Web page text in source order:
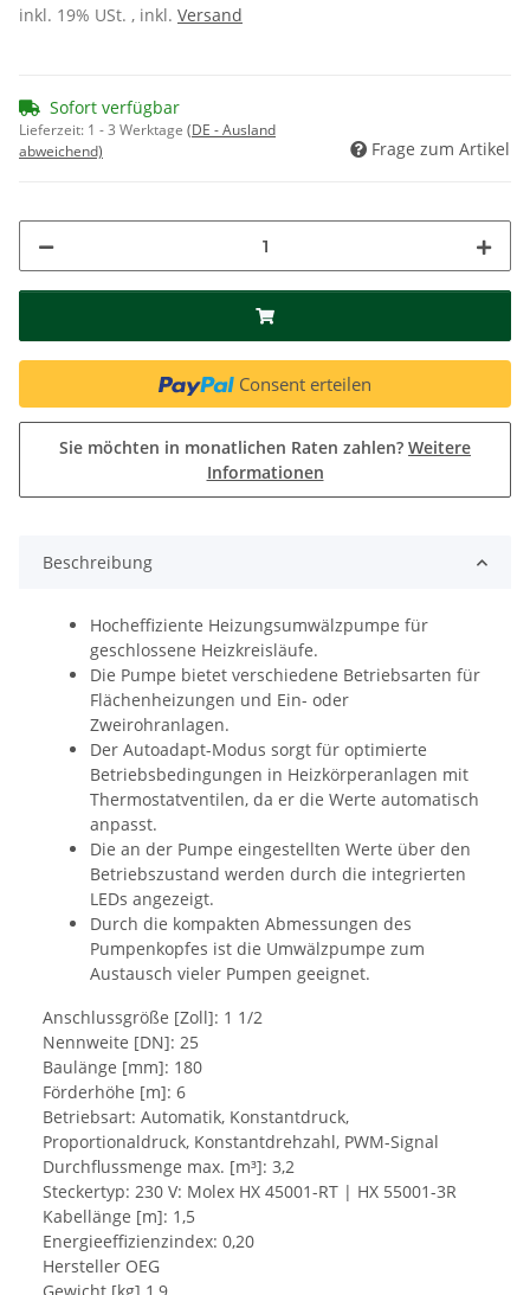
inkl. 19% USt. , inkl. Versand
Sofort verfügbar
Lieferzeit: 1 - 3 Werktage (DE - Ausland
abweichend)
Frage zum Artikel
Consent erteilen
Sie möchten in monatlichen Raten zahlen? Weitere
Informationen
Beschreibung
Hocheffiziente Heizungsumwälzpumpe für
geschlossene Heizkreisläufe.
Die Pumpe bietet verschiedene Betriebsarten für
Flächenheizungen und Ein- oder
Zweirohranlagen.
Der Autoadapt-Modus sorgt für optimierte
Betriebsbedingungen in Heizkörperanlagen mit
Thermostatventilen, da er die Werte automatisch
anpasst.
Die an der Pumpe eingestellten Werte über den
Betriebszustand werden durch die integrierten
LEDs angezeigt.
Durch die kompakten Abmessungen des
Pumpenkopfes ist die Umwälzpumpe zum
Austausch vieler Pumpen geeignet.
Anschlussgröße [Zoll]: 1 1/2
Nennweite [DN]: 25
Baulänge [mm]: 180
Förderhöhe [m]: 6
Betriebsart: Automatik, Konstantdruck,
Proportionaldruck, Konstantdrehzahl, PWM-Signal
Durchflussmenge max. [m³]: 3,2
Steckertyp: 230 V: Molex HX 45001-RT | HX 55001-3R
Kabellänge [m]: 1,5
Energieeffizienzindex: 0,20
Hersteller OEG